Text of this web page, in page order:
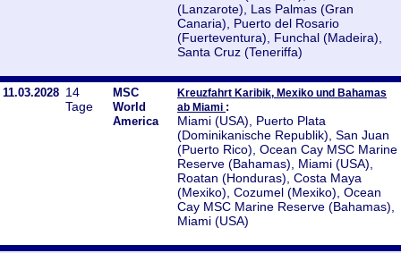
(Lanzarote), Las Palmas (Gran
Canaria), Puerto del Rosario
(Fuerteventura), Funchal (Madeira),
Santa Cruz (Teneriffa)
11.03.2028 14
Tage
MSC
World
America
Kreuzfahrt Karibik, Mexiko und Bahamas
ab Miami :
Miami (USA), Puerto Plata
(Dominikanische Republik), San Juan
(Puerto Rico), Ocean Cay MSC Marine
Reserve (Bahamas), Miami (USA),
Roatan (Honduras), Costa Maya
(Mexiko), Cozumel (Mexiko), Ocean
Cay MSC Marine Reserve (Bahamas),
Miami (USA)